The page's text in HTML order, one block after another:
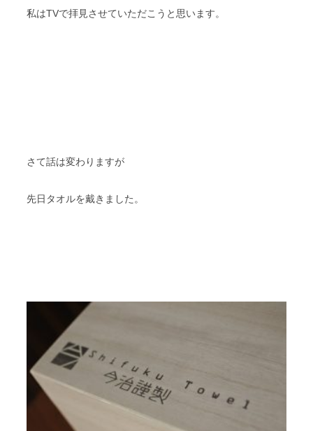
私はTVで拝見させていただこうと思います。
さて話は変わりますが
先日タオルを戴きました。